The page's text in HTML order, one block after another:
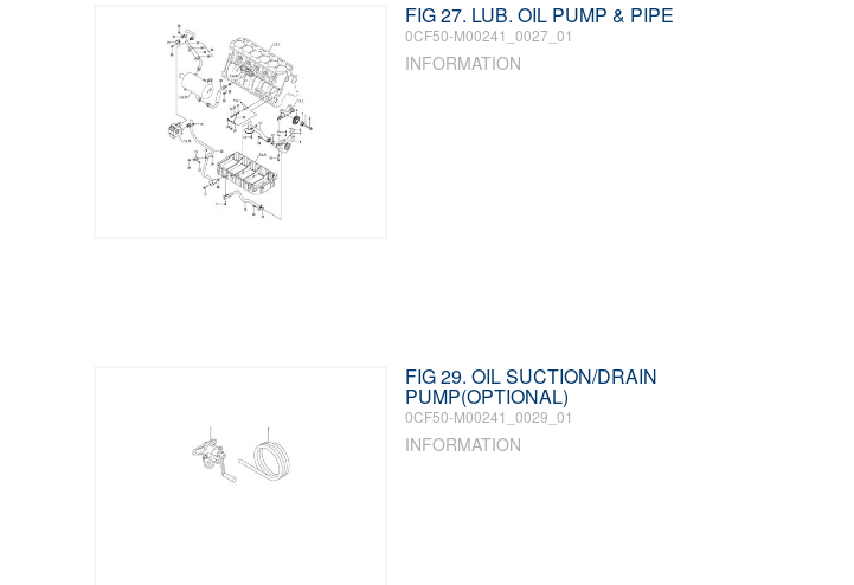
FIG 27. LUB. OIL PUMP & PIPE
0CF50-M00241_0027_01
INFORMATION
FIG 29. OIL SUCTION/DRAIN
PUMP(OPTIONAL)
0CF50-M00241_0029_01
INFORMATION